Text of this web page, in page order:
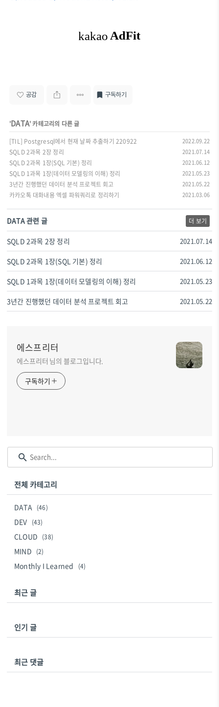
공감 구독하기
'DATA' 카테고리의 다른 글
[TIL] Postgresql에서 현재 날짜 추출하기 220922
2022.09.22
SQLD 2과목 2장 정리 2021.07.14
SQLD 2과목 1장(SQL 기본) 정리 2021.06.12
SQLD 1과목 1장(데이터 모델링의 이해) 정리 2021.05.23
3년간 진행했던 데이터 분석 프로젝트 회고 2021.05.22
카카오톡 대화내용 엑셀 파워쿼리로 정리하기 2021.03.06
DATA 관련 글 더 보기
SQLD 2과목 2장 정리 2021.07.14
SQLD 2과목 1장(SQL 기본) 정리 2021.06.12
SQLD 1과목 1장(데이터 모델링의 이해) 정리 2021.05.23
3년간 진행했던 데이터 분석 프로젝트 회고 2021.05.22
에스프리터
에스프리터 님의 블로그입니다.
구독하기
전체 카테고리
DATA (46)
DEV (43)
CLOUD (38)
MIND (2)
Monthly I Learned (4)
최근 글
인기 글
최근 댓글